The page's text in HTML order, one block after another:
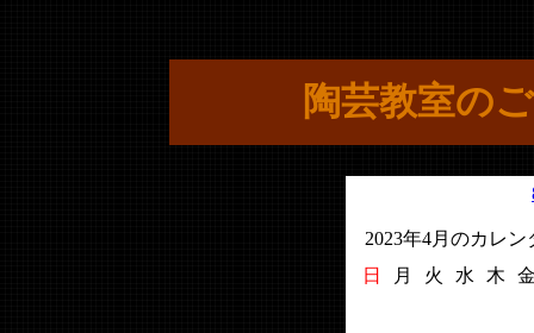
陶芸教室の
2023年4月のカレン
日
月 火 水 木